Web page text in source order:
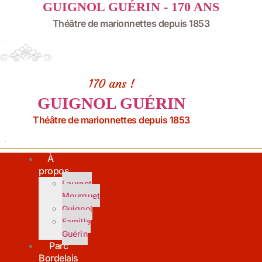
GUIGNOL GUÉRIN - 170 ANS
Théâtre de marionnettes depuis 1853
170 ans !
GUIGNOL GUÉRIN
Théâtre de marionnettes depuis 1853
À
propos
Laurent
Mourguet
Guignol
Famille
Guérin
Parc
Bordelais